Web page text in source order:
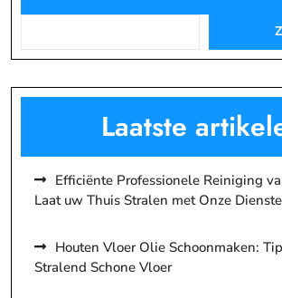
Laatste
Efficiënte Professionele Reiniging
Laat uw Thuis Stralen met Onze
Houten Vloer Olie Schoonmaken:
Stralend Schone Vloer